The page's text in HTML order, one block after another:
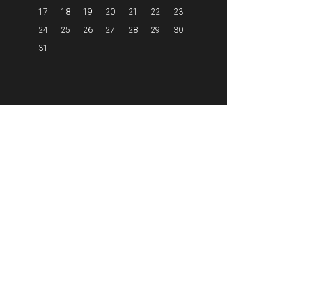
17
18 19 20 21 22
23
24
25 26 27 28 29
30
31